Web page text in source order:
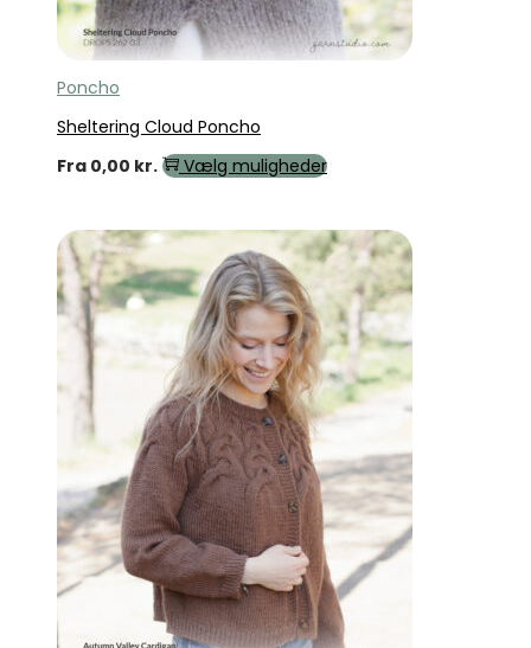
Poncho
Sheltering Cloud Poncho
Fra 0,00 kr. Vælg muligheder